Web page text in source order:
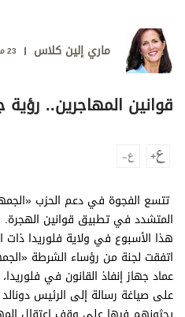
الترفيه
التعليم والمعرفة
الذكاء الاصطناعي
تغطيات
فيديو
بودكاست
إنفوجراف
قصة صورة
ماري إلين كلاس 23 مارس 2026 23:00
قوانين المهاجرين.. رؤية
تتسع الفجوة في دعم الحزب
المتشدد في تطبيق قوانين
هذا الأسبوع في ولاية فلوريدا ذات
اتفقت لجنة من رؤساء الشرطة
عماد جهاز إنفاذ القانون في
على صياغة رسالة إلى الرئيس